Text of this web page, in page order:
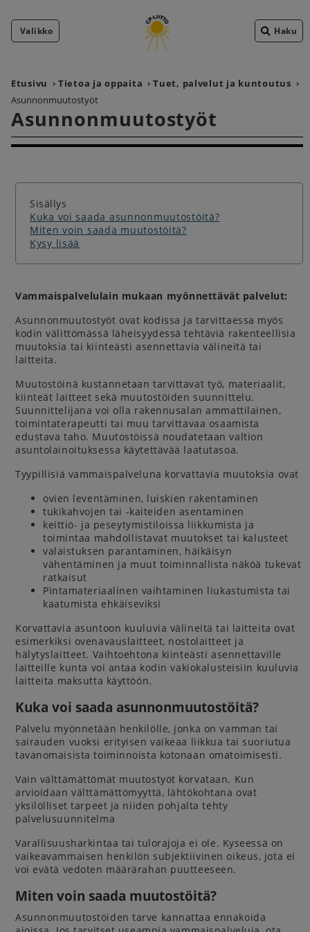
Valikko Haku
Etusivu Tietoa ja oppaita
Tuet, palvelut ja kuntoutus
Asunnonmuutostyöt
Asunnonmuutostyöt
Sisällys
Kuka voi saada asunnonmuutostöitä?
Miten voin saada muutostöitä?
Kysy lisää
Vammaispalvelulain mukaan myönnettävät palvelut:
Asunnonmuutostyöt ovat kodissa ja tarvittaessa myös
kodin välittömässä läheisyydessä tehtäviä rakenteellisia
muutoksia tai kiinteästi asennettavia välineitä tai
laitteita.
Muutostöinä kustannetaan tarvittavat työ, materiaalit,
kiinteät laitteet sekä muutostöiden suunnittelu.
Suunnittelijana voi olla rakennusalan ammattilainen,
toimintaterapeutti tai muu tarvittavaa osaamista
edustava taho. Muutostöissä noudatetaan valtion
asuntolainoituksessa käytettävää laatutasoa.
Tyypillisiä vammaispalveluna korvattavia muutoksia ovat
ovien leventäminen, luiskien rakentaminen
tukikahvojen tai -kaiteiden asentaminen
keittiö- ja peseytymistiloissa liikkumista ja
toimintaa mahdollistavat muutokset tai kalusteet
valaistuksen parantaminen, häikäisyn
vähentäminen ja muut toiminnallista näköä tukevat
ratkaisut
Pintamateriaalinen vaihtaminen liukastumista tai
kaatumista ehkäiseviksi
Korvattavia asuntoon kuuluvia välineitä tai laitteita ovat
esimerkiksi ovenavauslaitteet, nostolaitteet ja
hälytyslaitteet. Vaihtoehtona kiinteästi asennettaville
laitteille kunta voi antaa kodin vakiokalusteisiin kuuluvia
laitteita maksutta käyttöön.
Kuka voi saada asunnonmuutostöitä?
Palvelu myönnetään henkilölle, jonka on vamman tai
sairauden vuoksi erityisen vaikeaa liikkua tai suoriutua
tavanomaisista toiminnoista kotonaan omatoimisesti.
Vain välttämättömät muutostyöt korvataan. Kun
arvioidaan välttämättömyyttä, lähtökohtana ovat
yksilölliset tarpeet ja niiden pohjalta tehty
palvelusuunnitelma
Varallisuusharkintaa tai tulorajoja ei ole. Kyseessä on
vaikeavammaisen henkilön subjektiivinen oikeus, jota ei
voi evätä vedoten määrärahan puutteeseen.
Miten voin saada muutostöitä?
Asunnonmuutostöiden tarve kannattaa ennakoida